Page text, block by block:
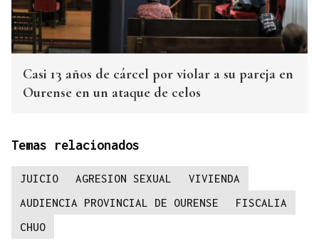
Casi 13 años de cárcel por violar a su pareja en
Ourense en un ataque de celos
Temas relacionados
JUICIO AGRESION SEXUAL
VIVIENDA
AUDIENCIA PROVINCIAL DE OURENSE
FISCALIA
CHUO